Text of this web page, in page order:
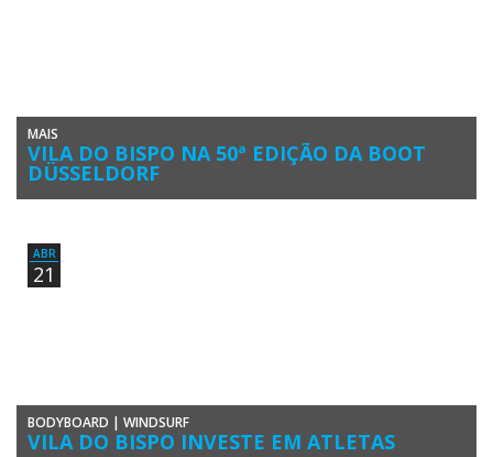
MAIS
VILA DO BISPO NA 50ª EDIÇÃO DA BOOT
DÜSSELDORF
De 19 a 27 de janeiro, Vila do Bispo volta a marcar presença na maior
ABR
21
BODYBOARD | WINDSURF
VILA DO BISPO INVESTE EM ATLETAS